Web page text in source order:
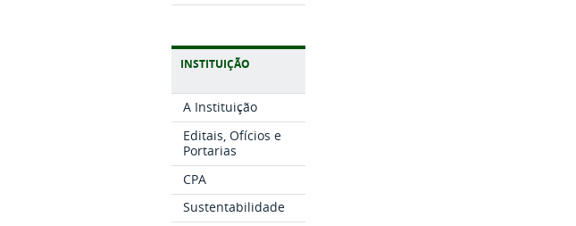
INSTITUIÇÃO
A Instituição
Editais, Ofícios e
Portarias
CPA
Sustentabilidade